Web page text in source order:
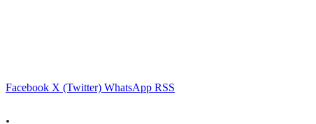
Facebook X (Twitter) WhatsApp RSS
.